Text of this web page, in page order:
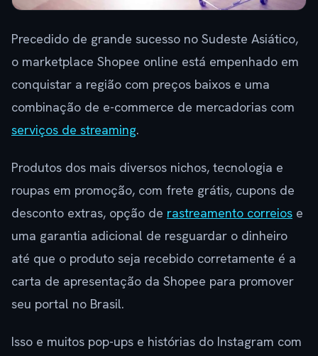
Precedido de grande sucesso no Sudeste Asiático,
o marketplace Shopee online está empenhado em
conquistar a região com preços baixos e uma
combinação de e-commerce de mercadorias com
serviços de streaming.
Produtos dos mais diversos nichos, tecnologia e
roupas em promoção, com frete grátis, cupons de
desconto extras, opção de rastreamento correios e
uma garantia adicional de resguardar o dinheiro
até que o produto seja recebido corretamente é a
carta de apresentação da Shopee para promover
seu portal no Brasil.
Isso e muitos pop-ups e histórias do Instagram com